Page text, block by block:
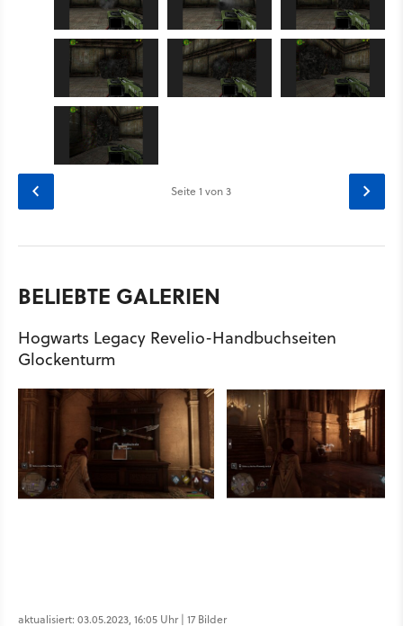
Seite1 von 3
BELIEBTE GALERIEN
Hogwarts Legacy Revelio-Handbuchseiten
Glockenturm
aktualisiert: 03.05.2023, 16:05 Uhr | 17 Bilder